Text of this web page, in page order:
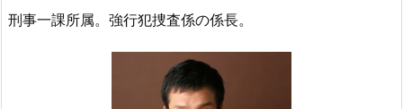
刑事一課所属。強行犯捜査係の係長。